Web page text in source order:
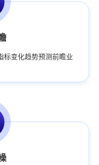
标变化趋势预测前瞻业